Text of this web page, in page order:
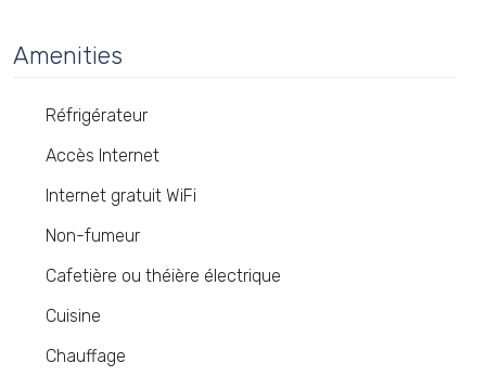
Amenities
Réfrigérateur
Accès Internet
Internet gratuit WiFi
Non-fumeur
Cafetière ou théière électrique
Cuisine
Chauffage